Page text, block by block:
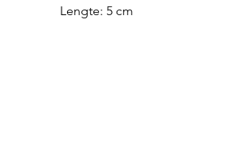
Lengte: 5 cm